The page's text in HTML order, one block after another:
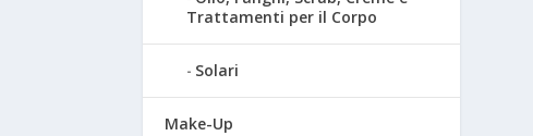
Trattamenti per il Corpo
Solari
Make-Up